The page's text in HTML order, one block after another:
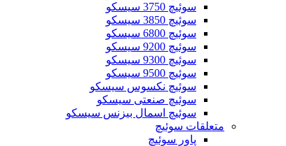
سوئیچ 3750 سیسکو
سوئیچ 3850 سیسکو
سوئیچ 6800 سیسکو
سوئیچ 9200 سیسکو
سوئیچ 9300 سیسکو
سوئیچ 9500 سیسکو
سوئیچ نکسوس سیسکو
سوئیچ صنعتی سیسکو
سوئیچ اسمال بیزنس سیسکو
متعلقات سوئیچ
پاور سوئیچ